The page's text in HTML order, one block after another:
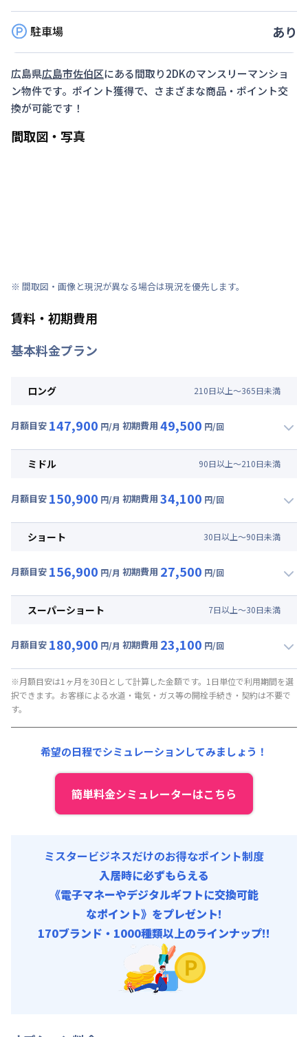
駐車場 あり
広島県広島市佐伯区にある間取り2DKのマンスリーマンショ
ン物件です。ポイント獲得で、さまざまな商品・ポイント交
換が可能です！
間取図・写真
※ 間取図・画像と現況が異なる場合は現況を優先します。
賃料・初期費用
基本料金プラン
ロング 210日以上～365日未満
月額目安 147,900 円/月 初期費用 49,500 円/回
月額賃料目安(30日利用)
光熱費他 : 24,000円/月 (800円/日) (税抜)
その他費用 :
駐車場代: 15,000円/月 (500円/日) (税抜)
事務手数料 : 3,000円/回 (税抜)
ミドル 90日以上～210日未満
月額目安 150,900 円/月 初期費用 34,100 円/回
月額賃料目安(30日利用)
光熱費他 : 24,000円/月 (800円/日) (税抜)
その他費用 :
駐車場代: 15,000円/月 (500円/日) (税抜)
事務手数料 : 3,000円/回 (税抜)
ショート 30日以上～90日未満
月額目安 156,900 円/月 初期費用 27,500 円/回
月額賃料目安(30日利用)
光熱費他 : 24,000円/月 (800円/日) (税抜)
その他費用 :
管理費: 6,000円/月 (200円/日)
初期費用
事務手数料 : 3,000円/回 (税抜)
スーパーショート 7日以上～30日未満
月額目安 180,900 円/月 初期費用 23,100 円/回
月額賃料目安(30日利用)
賃料 : 120,000円/月 (4,000円/日) (税抜)
光熱費他 :
その他費用 :
6,000円/月 (200円/日)
※月額目安は1ヶ月を30日として計算した金額です。1日単位で利用期間を選
択できます。お客様による水道・電気・ガス等の開栓手続き・契約は不要で
す。
希望の日程でシミュレーションしてみましょう！
簡単料金シミュレーターはこちら
ミスタービジネスだけのお得なポイント制度
入居時に必ずもらえる
《電子マネーやデジタルギフトに交換可能
なポイント》をプレゼント!
170ブランド・1000種類以上のラインナップ!!